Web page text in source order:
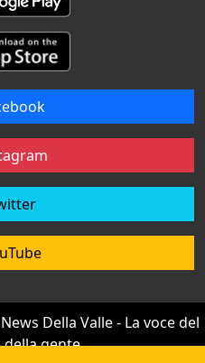
Della Valle - La voce del
gente